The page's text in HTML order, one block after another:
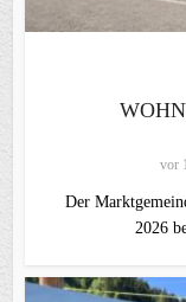
vor
Der
2026